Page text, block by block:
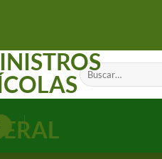
Buscar
por: